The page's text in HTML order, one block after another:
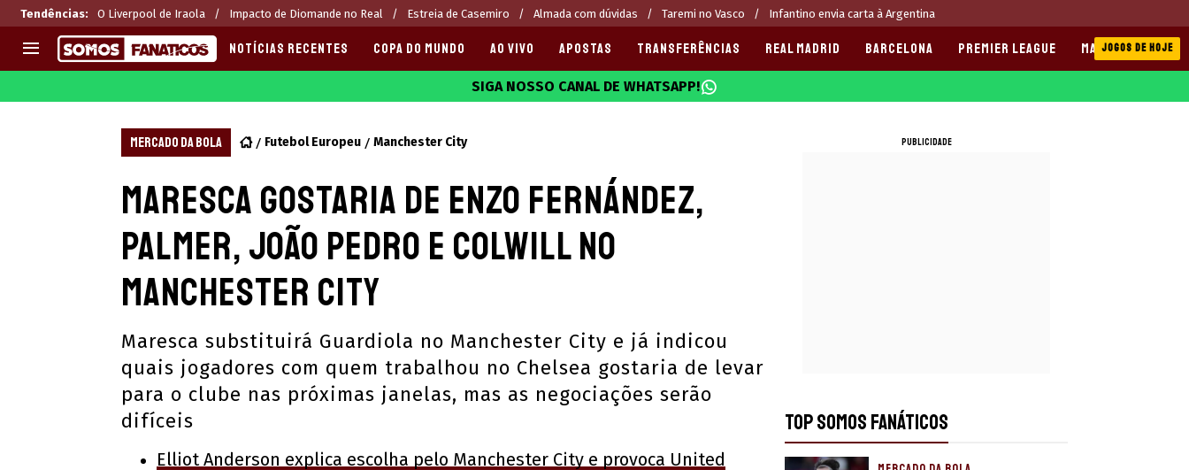
Tendências: O Liverpool de Iraola Impacto de Diomande no Real Estreia de Casemiro Almada com dúvidas Taremi no Vasco Infantino envia carta à Argentina
CHAMPIONS LEAGUE
PREMIER LEAGUE
LIGA PORTUGUESA
Melhores sites de apostas 2025
Últimas
CASAS DE APOSTAS
CÓDIGOS e OFERTAS
APPS
RANKINGS
NOTÍCIAS RECENTES COPA DO MUNDO AO VIVO APOSTAS TRANSFERÊNCIAS REAL MADRID BARCELONA PREMIER LEAGUE MANCHESTER CITY
JOGOS DE HOJE
SIGA NOSSO CANAL DE WHATSAPP!
MERCADO DA BOLA Futebol Europeu Manchester City
Maresca gostaria de Enzo Fernández,
Palmer, João Pedro e Colwill no
Manchester City
Maresca substituirá Guardiola no Manchester City e já indicou
quais jogadores com quem trabalhou no Chelsea gostaria de levar
para o clube nas próximas janelas, mas as negociações serão
difíceis
Elliot Anderson explica escolha pelo Manchester City e provoca United
PUBLICIDADE
TOP SOMOS FANÁTICOS